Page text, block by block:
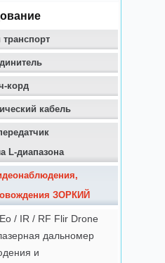
корд
кабель
L-диапазона
ЗОРКИЙ
/ IR / RF Flir Drone
дальномер
и